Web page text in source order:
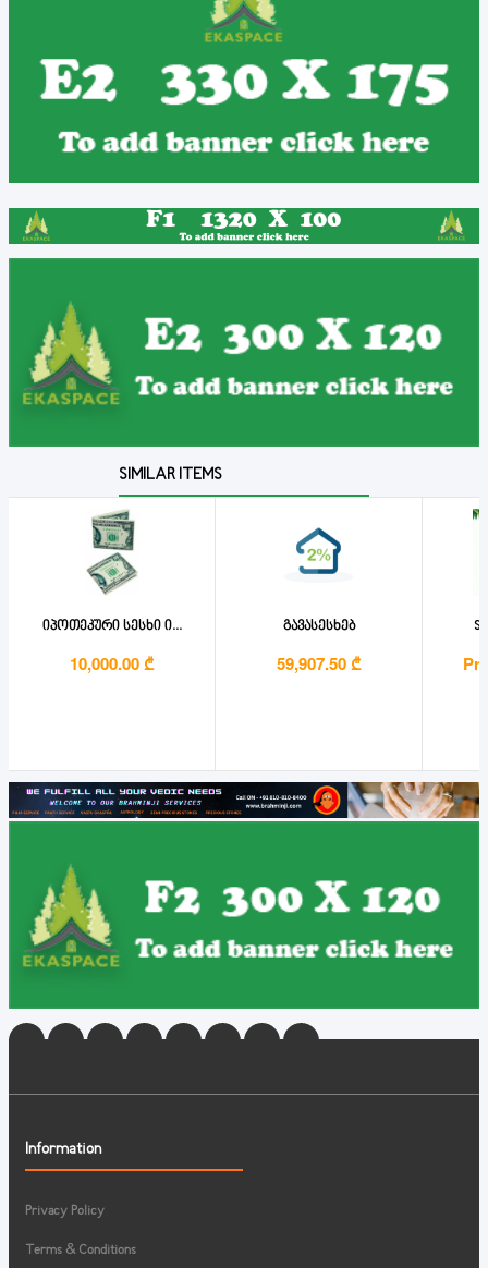
SIMILAR ITEMS
იპოთეკური სესხი ი...
10,000.00 ₾
გავასესხებ
59,907.50 ₾
Information
Privacy Policy
Terms & Conditions